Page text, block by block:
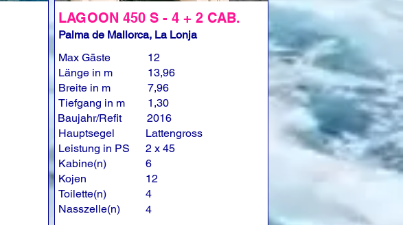
LAGOON 450 S - 4 + 2 CAB.
Palma de Mallorca, La Lonja
Max Gäste
Länge in m
Breite in m
Tiefgang in m
Baujahr/Refit
Hauptsegel
Leistung in PS
Kabine(n)
Kojen
Toilette(n)
Nasszelle(n)
12
13,96
7,96
1,30
2016
Lattengross
2 x 45
6
12
4
4